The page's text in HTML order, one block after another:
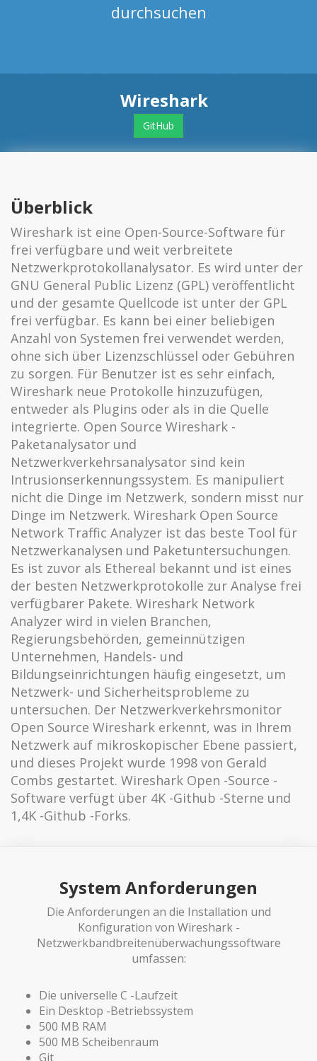
durchsuchen
Wireshark
GitHub
Überblick
Wireshark ist eine Open-Source-Software für
frei verfügbare und weit verbreitete
Netzwerkprotokollanalysator. Es wird unter der
GNU General Public Lizenz (GPL) veröffentlicht
und der gesamte Quellcode ist unter der GPL
frei verfügbar. Es kann bei einer beliebigen
Anzahl von Systemen frei verwendet werden,
ohne sich über Lizenzschlüssel oder Gebühren
zu sorgen. Für Benutzer ist es sehr einfach,
Wireshark neue Protokolle hinzuzufügen,
entweder als Plugins oder als in die Quelle
integrierte. Open Source Wireshark -
Paketanalysator und
Netzwerkverkehrsanalysator sind kein
Intrusionserkennungssystem. Es manipuliert
nicht die Dinge im Netzwerk, sondern misst nur
Dinge im Netzwerk. Wireshark Open Source
Network Traffic Analyzer ist das beste Tool für
Netzwerkanalysen und Paketuntersuchungen.
Es ist zuvor als Ethereal bekannt und ist eines
der besten Netzwerkprotokolle zur Analyse frei
verfügbarer Pakete. Wireshark Network
Analyzer wird in vielen Branchen,
Regierungsbehörden, gemeinnützigen
Unternehmen, Handels- und
Bildungseinrichtungen häufig eingesetzt, um
Netzwerk- und Sicherheitsprobleme zu
untersuchen. Der Netzwerkverkehrsmonitor
Open Source Wireshark erkennt, was in Ihrem
Netzwerk auf mikroskopischer Ebene passiert,
und dieses Projekt wurde 1998 von Gerald
Combs gestartet. Wireshark Open -Source -
Software verfügt über 4K -Github -Sterne und
1,4K -Github -Forks.
System Anforderungen
Die Anforderungen an die Installation und
Konfiguration von Wireshark -
Netzwerkbandbreitenüberwachungssoftware
umfassen:
Die universelle C -Laufzeit
Ein Desktop -Betriebssystem
500 MB RAM
500 MB Scheibenraum
Git